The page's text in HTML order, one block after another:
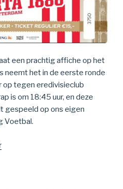
een prachtig affiche op het
neemt het in de eerste ronde
op tegen eredivisieclub
is om 18:45 uur, en deze
gespeeld op ons eigen
Voetbal.